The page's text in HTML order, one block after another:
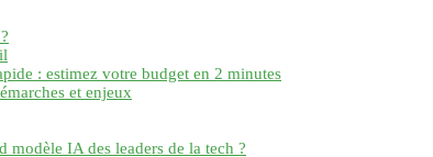
: estimez votre budget en 2 minutes
et enjeux
modèle IA des leaders de la tech ?